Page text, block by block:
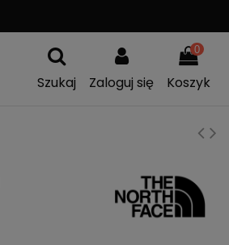
Szukaj
Zaloguj się
0
Koszyk